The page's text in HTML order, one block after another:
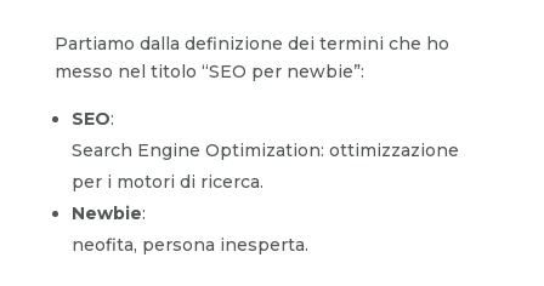
Partiamo dalla definizione dei termini che ho
messo nel titolo “SEO per newbie”:
SEO:
Search Engine Optimization: ottimizzazione
per i motori di ricerca.
Newbie:
neofita, persona inesperta.